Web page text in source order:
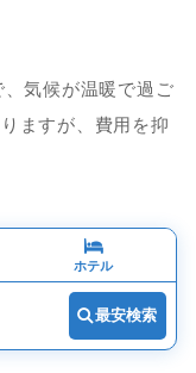
気候が温暖で過ご
ますが、費用を抑
ホテル
最安検索